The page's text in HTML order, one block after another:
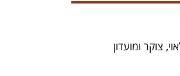
צוקר ומועדון